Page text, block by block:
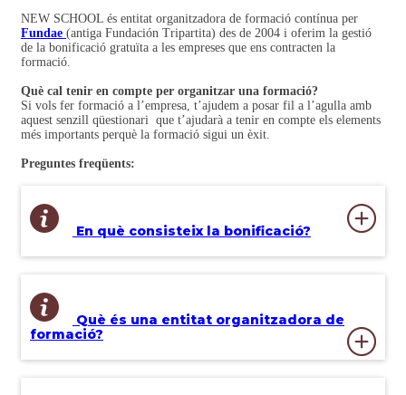
NEW SCHOOL és entitat organitzadora de formació contínua per
Fundae (antiga Fundación Tripartita) des de 2004 i oferim la gestió
de la bonificació gratuïta a les empreses que ens contracten la
formació.
Què cal tenir en compte per organitzar una formació?
Si vols fer formació a l’empresa, t’ajudem a posar fil a l’agulla amb
aquest senzill qüestionari que t’ajudarà a tenir en compte els elements
més importants perquè la formació sigui un èxit.
Preguntes freqüents:
En què consisteix la bonificació?
Què és una entitat organitzadora de
formació?